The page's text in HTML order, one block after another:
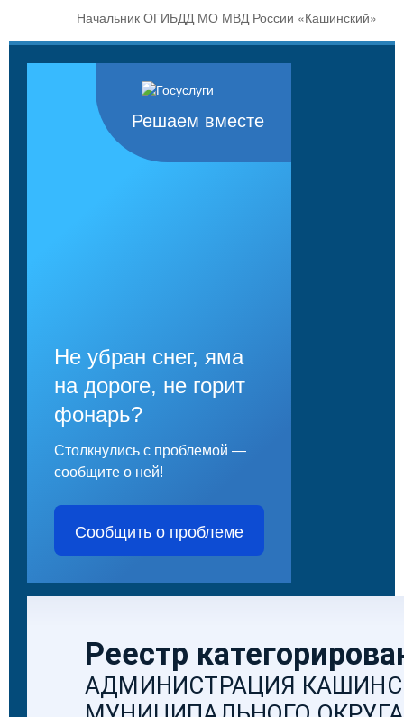
Начальник ОГИБДД МО МВД России «Кашинский»
Решаем вместе
Не убран снег, яма
на дороге, не горит
фонарь?
Столкнулись с проблемой —
сообщите о ней!
Сообщить о проблеме